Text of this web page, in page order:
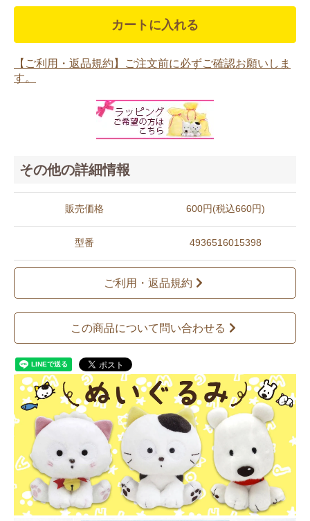
カートに入れる
【ご利用・返品規約】ご注文前に必ずご確認お願いしま
す。
その他の詳細情報
販売価格 600円(税込660円)
型番 4936516015398
ご利用・返品規約
この商品について問い合わせる